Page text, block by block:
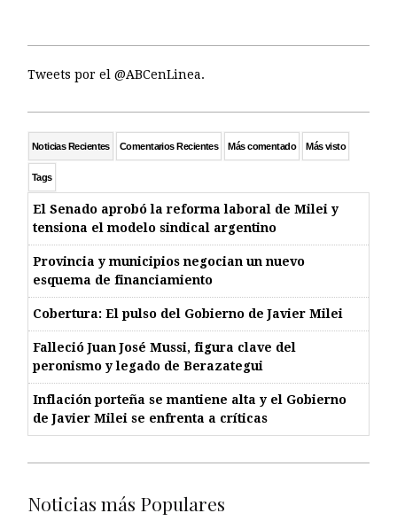
Tweets por el @ABCenLinea.
Noticias Recientes Comentarios Recientes Más comentado Más visto
Tags
El Senado aprobó la reforma laboral de Milei y
tensiona el modelo sindical argentino
Provincia y municipios negocian un nuevo
esquema de financiamiento
Cobertura: El pulso del Gobierno de Javier Milei
Falleció Juan José Mussi, figura clave del
peronismo y legado de Berazategui
Inflación porteña se mantiene alta y el Gobierno
de Javier Milei se enfrenta a críticas
Noticias más Populares